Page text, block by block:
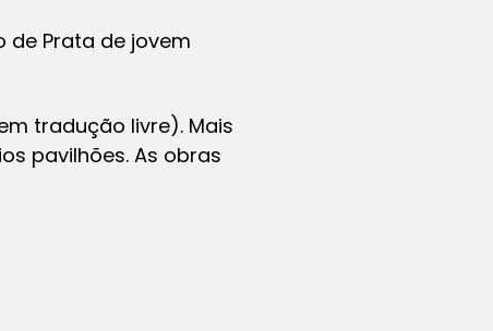
de Prata de jovem
tradução livre). Mais
pavilhões. As obras